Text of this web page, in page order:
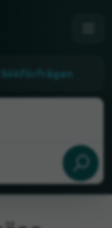
Sökförfrågan